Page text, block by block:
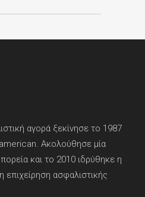
αγορά ξεκίνησε το 1987
Ακολούθησε μία
και το 2010 ιδρύθηκε η
επιχείρηση ασφαλιστικής